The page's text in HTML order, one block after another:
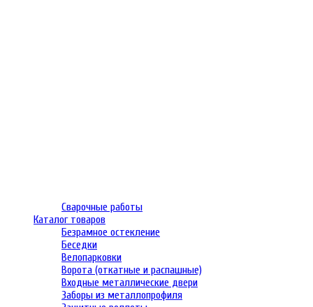
Сварочные работы
Каталог товаров
Безрамное остекление
Беседки
Велопарковки
Ворота (откатные и распашные)
Входные металлические двери
Заборы из металлопрофиля